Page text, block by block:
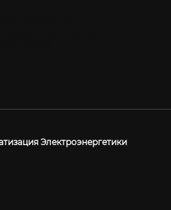
Электроэнергетики